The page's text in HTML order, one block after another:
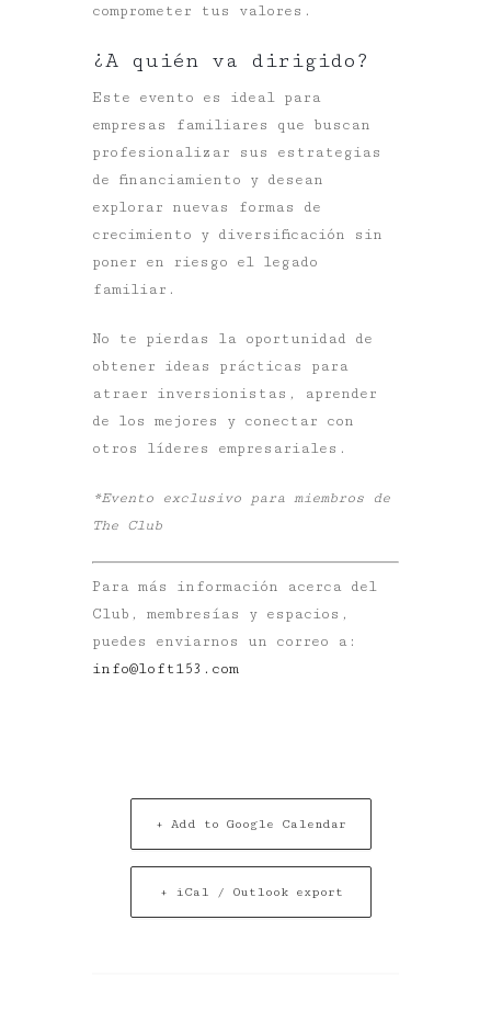
comprometer tus valores.
¿A quién va dirigido?
Este evento es ideal para
empresas familiares que buscan
profesionalizar sus estrategias
de financiamiento y desean
explorar nuevas formas de
crecimiento y diversificación sin
poner en riesgo el legado
familiar.
No te pierdas la oportunidad de
obtener ideas prácticas
para
atraer inversionistas, aprender
de los mejores y conectar con
otros líderes empresariales.
*Evento exclusivo para miembros de
The Club
Para más información acerca del
Club, membresías y espacios,
puedes enviarnos un correo a:
info@loft153.com
+ Add to Google Calendar
+ iCal / Outlook export